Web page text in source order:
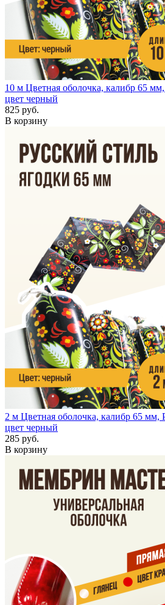
10 м Цветная оболочка, калибр 65
цвет черный
825 руб.
В корзину
2 м Цветная оболочка, калибр 65 мм,
цвет черный
285 руб.
В корзину